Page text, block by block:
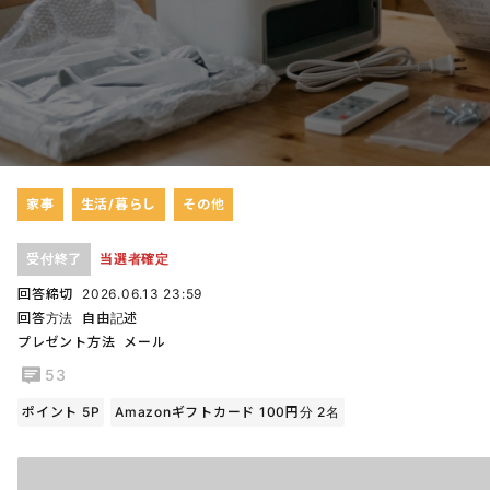
家事 生活/暮らし その他
受付終了 当選者確定
回答締切
2026.06.13 23:59
回答方法
自由記述
プレゼント方法
メール
53
ポイント 5P Amazonギフトカード 100円分 2名